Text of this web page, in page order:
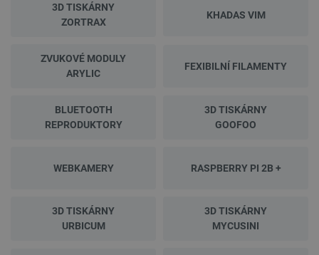
3D TISKÁRNY
ZORTRAX
KHADAS VIM
ZVUKOVÉ MODULY
ARYLIC
FEXIBILNÍ FILAMENTY
BLUETOOTH
REPRODUKTORY
3D TISKÁRNY
GOOFOO
WEBKAMERY RASPBERRY PI 2B +
3D TISKÁRNY
URBICUM
3D TISKÁRNY
MYCUSINI